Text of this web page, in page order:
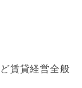
賃貸経営全般